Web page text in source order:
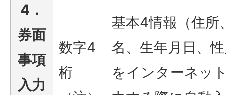
4．
券面
事項
入力
数字4
桁
基本4情報（住所
名、生年月日、
をインターネッ